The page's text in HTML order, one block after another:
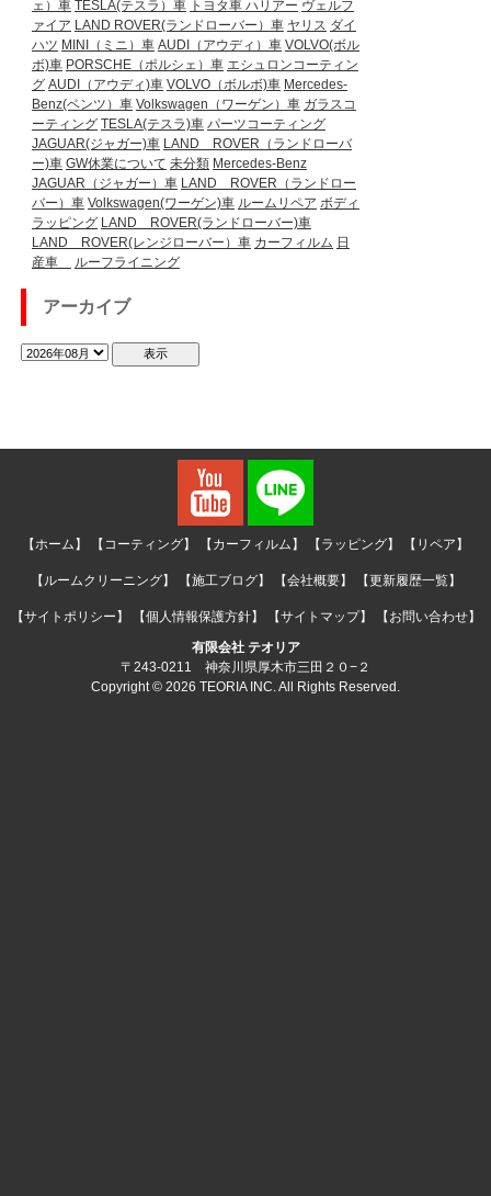
ェ）車 TESLA(テスラ）車 トヨタ車 ハリアー ヴェルフ
ァイア LAND ROVER(ランドローバー）車 ヤリス ダイ
ハツ MINI（ミニ）車 AUDI（アウディ）車 VOLVO(ボル
ボ)車 PORSCHE（ポルシェ）車 エシュロンコーティン
グ AUDI（アウディ)車 VOLVO（ボルボ)車 Mercedes-
Benz(ベンツ）車 Volkswagen（ワーゲン）車 ガラスコ
ーティング TESLA(テスラ)車 パーツコーティング
JAGUAR(ジャガー)車 LAND ROVER（ランドローバ
ー)車 GW休業について 未分類 Mercedes-Benz
JAGUAR（ジャガー）車 LAND ROVER（ランドロー
バー）車 Volkswagen(ワーゲン)車 ルームリペア ボディ
ラッピング LAND ROVER(ランドローバー)車
LAND ROVER(レンジローバー）車 カーフィルム 日
産車
ルーフライニング
アーカイブ
【ホーム】 【コーティング】 【カーフィルム】 【ラッピング】 【リペア】
【ルームクリーニング】 【施工ブログ】 【会社概要】 【更新履歴一覧】
【サイトポリシー】 【個人情報保護方針】 【サイトマップ】
【お問い合わせ】
有限会社 テオリア
〒243-0211 神奈川県厚木市三田２０−２
Copyright © 2026 TEORIA INC. All Rights Reserved.